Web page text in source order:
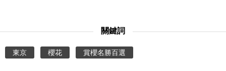
關鍵詞
東京 櫻花 賞櫻名勝百選